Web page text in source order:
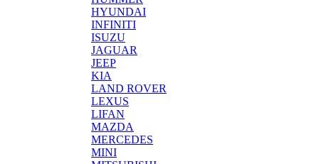
HYUNDAI
INFINITI
ISUZU
JAGUAR
JEEP
KIA
LAND ROVER
LEXUS
LIFAN
MAZDA
MERCEDES
MINI